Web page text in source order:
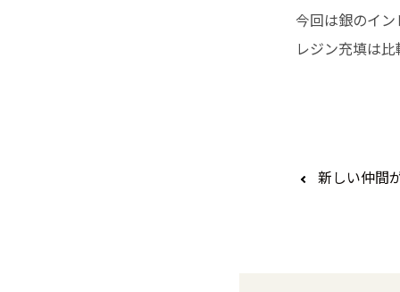
今回は銀のイ
レジン充填は
新しい仲間